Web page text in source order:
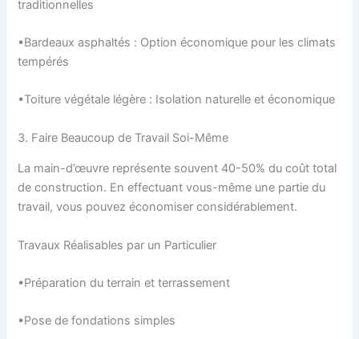
traditionnelles
•Bardeaux asphaltés : Option économique pour les climats
tempérés
•Toiture végétale légère : Isolation naturelle et économique
3. Faire Beaucoup de Travail Soi-Même
La main-d’œuvre représente souvent 40-50% du coût total
de construction. En effectuant vous-même une partie du
travail, vous pouvez économiser considérablement.
Travaux Réalisables par un Particulier
•Préparation du terrain et terrassement
•Pose de fondations simples